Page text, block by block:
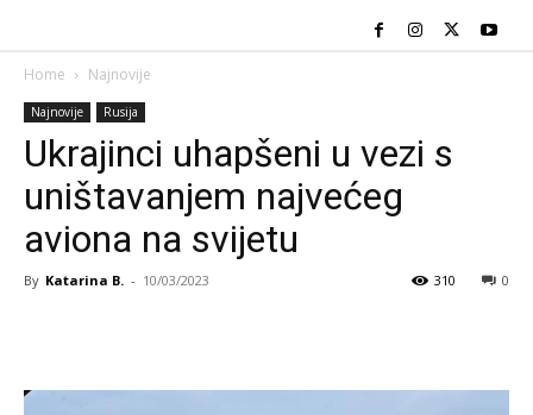
Home Najnovije
Najnovije Rusija
Ukrajinci uhapšeni u vezi s
uništavanjem najvećeg
aviona na svijetu
By Katarina B. - 10/03/2023 0
310